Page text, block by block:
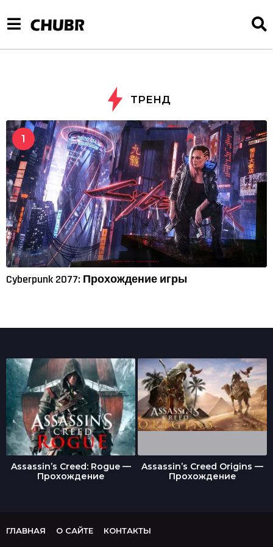
ТРЕНД
1
Cyberpunk 2077: Прохождение игры
Assassin’s Creed: Rogue —
Прохождение
Assassin’s Creed Origins —
Прохождение
ГЛАВНАЯ О САЙТЕ КОНТАКТЫ